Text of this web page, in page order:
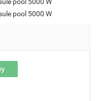
pool 5000 W